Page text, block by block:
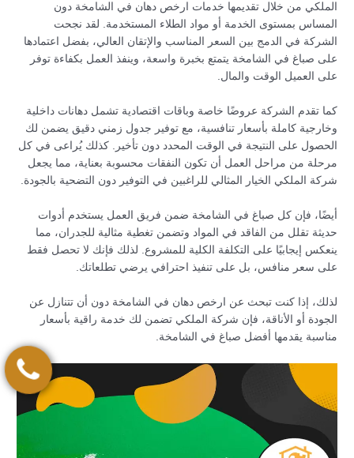
الملكي من خلال تقديمها خدمات ارخص دهان في الشامخة دون
المساس بمستوى الخدمة أو مواد الطلاء المستخدمة. لقد نجحت
الشركة في الدمج بين السعر المناسب والإتقان العالي، بفضل اعتمادها
على صباغ في الشامخة يتمتع بخبرة واسعة، وينفذ العمل بكفاءة توفر
على العميل الوقت والمال.
كما تقدم الشركة عروضًا خاصة وباقات اقتصادية تشمل دهانات داخلية
وخارجية كاملة بأسعار تنافسية، مع توفير جدول زمني دقيق يضمن لك
الحصول على النتيجة في الوقت المحدد دون تأخير. كذلك يُراعى في كل
مرحلة من مراحل العمل أن تكون النفقات محسوبة بعناية، مما يجعل
شركة الملكي الخيار المثالي للراغبين في التوفير دون التضحية بالجودة.
أيضًا، فإن كل صباغ في الشامخة ضمن فريق العمل يستخدم أدوات
حديثة تقلل من الفاقد في المواد وتضمن تغطية مثالية للجدران، مما
ينعكس إيجابيًا على التكلفة الكلية للمشروع. لذلك فإنك لا تحصل فقط
على سعر منافس، بل على تنفيذ احترافي يرضي تطلعاتك.
لذلك، إذا كنت تبحث عن ارخص دهان في الشامخة دون أن تتنازل عن
الجودة أو الأناقة، فإن شركة الملكي تضمن لك خدمة راقية بأسعار
مناسبة يقدمها أفضل صباغ في الشامخة.